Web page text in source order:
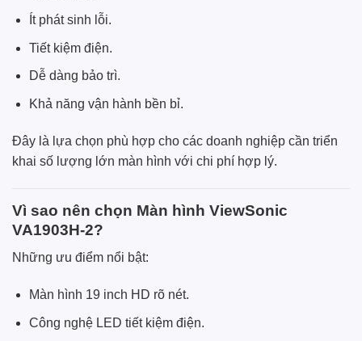
Ít phát sinh lỗi.
Tiết kiệm điện.
Dễ dàng bảo trì.
Khả năng vận hành bền bỉ.
Đây là lựa chọn phù hợp cho các doanh nghiệp cần triển
khai số lượng lớn màn hình với chi phí hợp lý.
Vì sao nên chọn Màn hình ViewSonic
VA1903H-2?
Những ưu điểm nổi bật:
Màn hình 19 inch HD rõ nét.
Công nghệ LED tiết kiệm điện.